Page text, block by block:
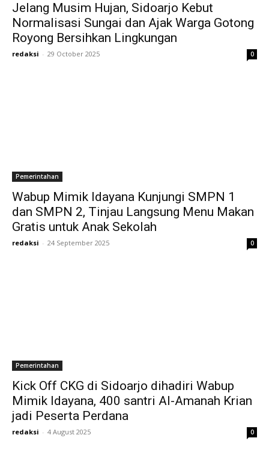
Jelang Musim Hujan, Sidoarjo Kebut
Normalisasi Sungai dan Ajak Warga Gotong
Royong Bersihkan Lingkungan
redaksi - 29 October 2025 0
Pemerintahan
Wabup Mimik Idayana Kunjungi SMPN 1
dan SMPN 2, Tinjau Langsung Menu Makan
Gratis untuk Anak Sekolah
redaksi - 24 September 2025 0
Pemerintahan
Kick Off CKG di Sidoarjo dihadiri Wabup
Mimik Idayana, 400 santri Al-Amanah Krian
jadi Peserta Perdana
redaksi - 4 August 2025 0